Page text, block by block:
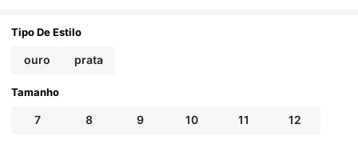
nino, Anel de Verão, Presente de Joias Femininas,
nte de Aniversário, Presente de Aniversário Perso
nalizado, Natal, Presente de Halloween
Tipo De Estilo
ouro prata
Tamanho
7 8 9 10 11 12